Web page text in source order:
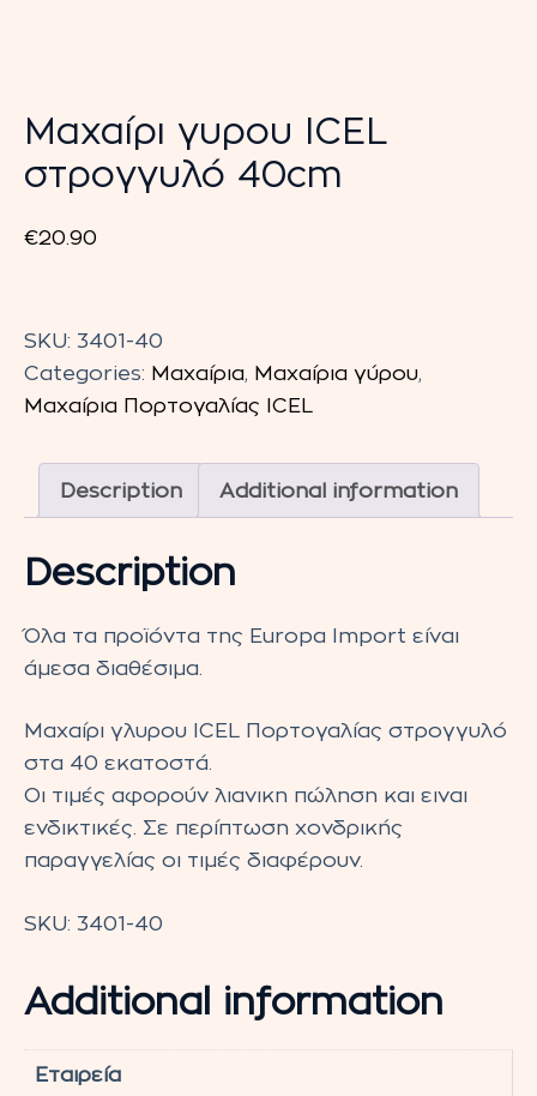
Μαχαίρι γυρου ICEL
στρογγυλό 40cm
€20.90
γυρου
ICEL
στρογγυλό
quantity
SKU: 3401-40
Categories: Μαχαίρια, Μαχαίρια γύρου,
Μαχαίρια Πορτογαλίας ICEL
Description Additional information
Description
Όλα τα προϊόντα της Europa Import είναι
άμεσα διαθέσιμα.
Μαχαίρι γλυρου ICEL Πορτογαλίας στρογγυλό
στα 40 εκατοστά.
Οι τιμές αφορούν λιανικη πώληση και ειναι
ενδικτικές. Σε περίπτωση χονδρικής
παραγγελίας οι τιμές διαφέρουν.
SKU: 3401-40
Additional information
Εταιρεία